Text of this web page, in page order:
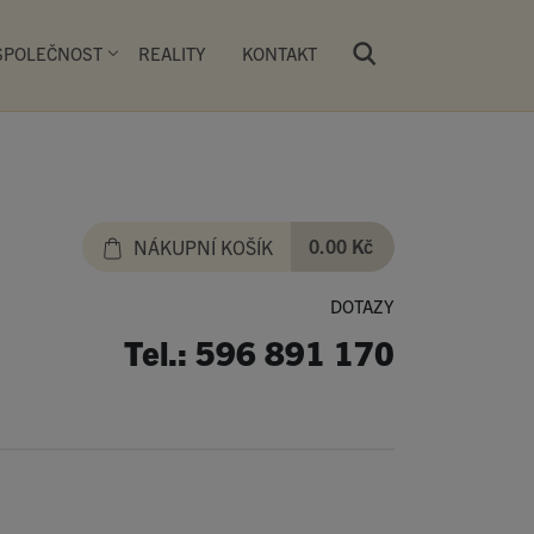
vlastní síť PRIMA PEKÁREN. Návštěvníci
výrobků kynutých a pečených
čerstvě obloženém či zapečeném
REALITY KONTAKT
NÁKUPNÍ KOŠÍK 0.00 Kč
DOTAZY
Tel.: 596 891 170